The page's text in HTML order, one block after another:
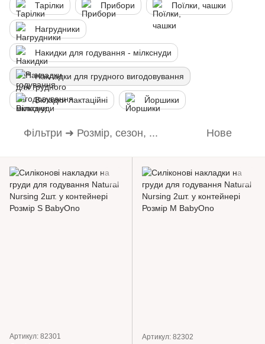
Тарілки Прибори Поїлки, чашки
Нагрудники
Накидки для годування - мілкснуди
Накладки для грудного вигодовування
Вкладки лактаційні Йоршики
Фільтри ➜ Розмір, сезон, ... Нове
Артикул: 82301 Артикул: 82302